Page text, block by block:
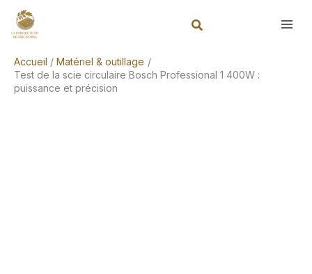
Accueil
Matériel & outillage
Test de la scie circulaire Bosch Professional 1 400W :
puissance et précision
Rechercher